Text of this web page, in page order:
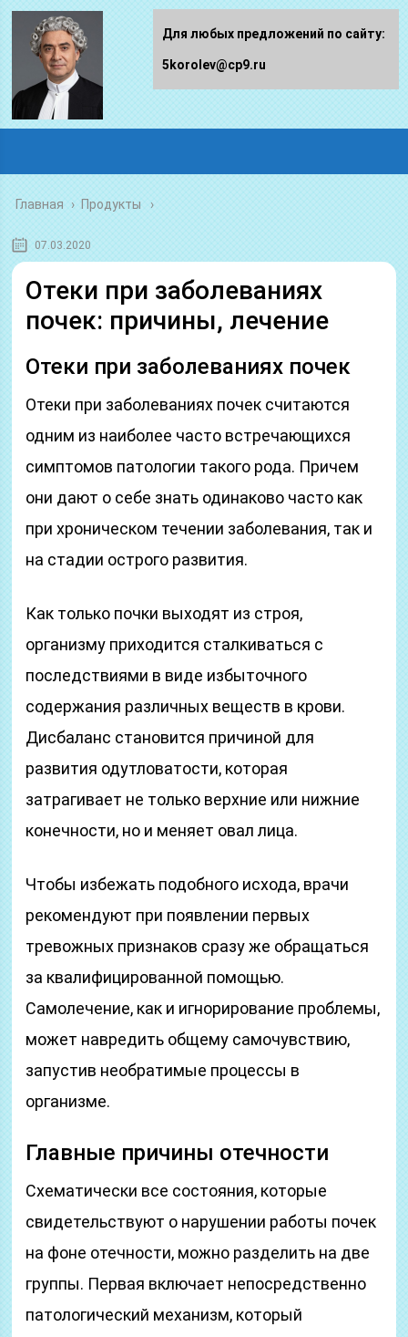
Главная › Продукты
07.03.2020
Отеки при заболеваниях
почек: причины, лечение
Отеки при заболеваниях почек
Отеки при заболеваниях почек считаются
одним из наиболее часто встречающихся
симптомов патологии такого рода. Причем
они дают о себе знать одинаково часто как
при хроническом течении заболевания, так и
на стадии острого развития.
Как только почки выходят из строя,
организму приходится сталкиваться с
последствиями в виде избыточного
содержания различных веществ в крови.
Дисбаланс становится причиной для
развития одутловатости, которая
затрагивает не только верхние или нижние
конечности, но и меняет овал лица.
Чтобы избежать подобного исхода, врачи
рекомендуют при появлении первых
тревожных признаков сразу же обращаться
за квалифицированной помощью.
Самолечение, как и игнорирование проблемы,
может навредить общему самочувствию,
запустив необратимые процессы в
организме.
Главные причины отечности
Схематически все состояния, которые
свидетельствуют о нарушении работы почек
на фоне отечности, можно разделить на две
группы. Первая включает непосредственно
патологический механизм, который
Для любых предложений по сайту:
5korolev@cp9.ru